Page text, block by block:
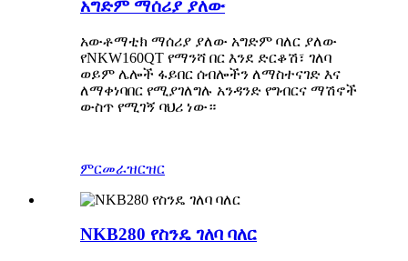
አግድም ማሰሪያ ያለው
አውቶማቲክ ማሰሪያ ያለው አግድም ባለር ያለው
የNKW160QT የማንሻ በር እንደ ድርቆሽ፣ ገለባ
ወይም ሌሎች ፋይበር ሰብሎችን ለማስተናገድ እና
ለማቀነባበር የሚያገለግሉ አንዳንድ የግብርና ማሽኖች
ውስጥ የሚገኝ ባህሪ ነው።
ምርመራዝርዝር
NKB280 የስንዴ ገለባ ባለር